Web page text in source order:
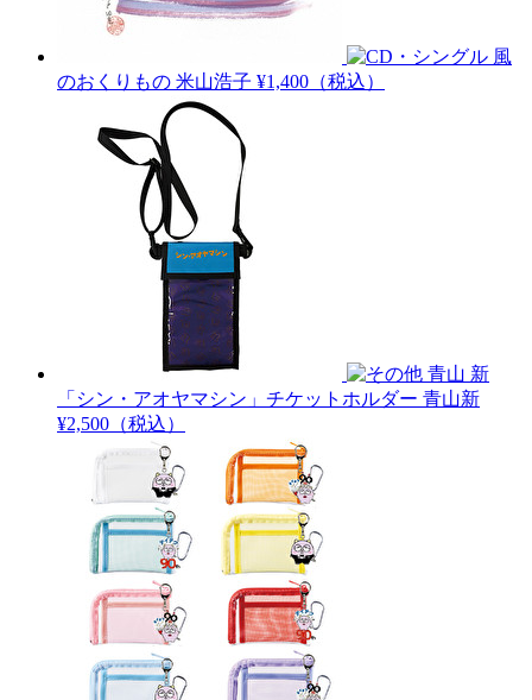
風
のおくりもの 米山浩子 ¥1,400（税込）
青山 新
「シン・アオヤマシン」チケットホルダー 青山新
¥2,500（税込）